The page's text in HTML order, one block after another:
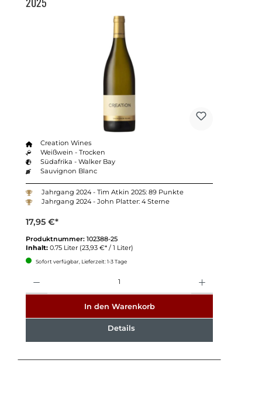
Creation Wines
Weißwein - Trocken
Südafrika - Walker Bay
Sauvignon Blanc
Jahrgang 2024 - Tim Atkin 2025: 89 Punkte
Jahrgang 2024 - John Platter: 4 Sterne
17,95 €*
Produktnummer: 102388-25
Inhalt: 0.75 Liter (23,93 €* / 1 Liter)
Sofort verfügbar, Lieferzeit: 1-3 Tage
In den Warenkorb
Details